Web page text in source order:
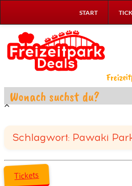
START
Schlagwort: Pawaki
Tickets